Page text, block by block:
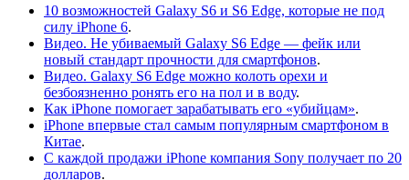
10 возможностей Galaxy S6 и S6 Edge, которые не под
силу iPhone 6.
Видео. Не убиваемый Galaxy S6 Edge — фейк или
новый стандарт прочности для смартфонов.
Видео. Galaxy S6 Edge можно колоть орехи и
безбоязненно ронять его на пол и в воду.
Как iPhone помогает зарабатывать его «убийцам».
iPhone впервые стал самым популярным смартфоном в
Китае.
С каждой продажи iPhone компания Sony получает по 20
долларов.